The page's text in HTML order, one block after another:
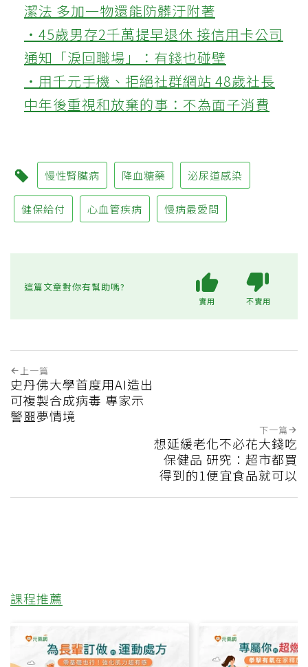
潔法 多加一物還能防髒汙附著
‧45歲男存2千萬提早退休 接信用卡公司
通知「淚回職場」：有錢也碰壁
‧用千元手機、拒絕社群網站 48歲社長
中年後重視和放棄的事：不為面子消費
慢性腎臟病 降血糖藥 泌尿道感染
健保給付 心血管疾病 慢病最愛問
這篇文章對你有幫助嗎?
實用 不實用
上一篇
史丹佛大學首度用AI造出
可複製合成病毒 專家示
警噩夢情境
下一篇
想延緩老化不必花大錢吃
保健品 研究：超市都買
得到的1便宜食品就可以
課程推薦